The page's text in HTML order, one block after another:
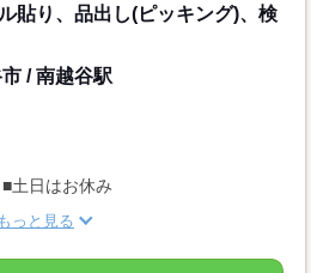
貼り、品出し(ピッキング)、検
/ 南越谷駅
土日はお休み
もっと見る